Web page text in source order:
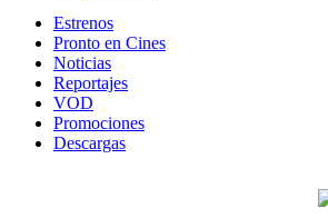
Estrenos
Pronto en Cines
Noticias
Reportajes
VOD
Promociones
Descargas